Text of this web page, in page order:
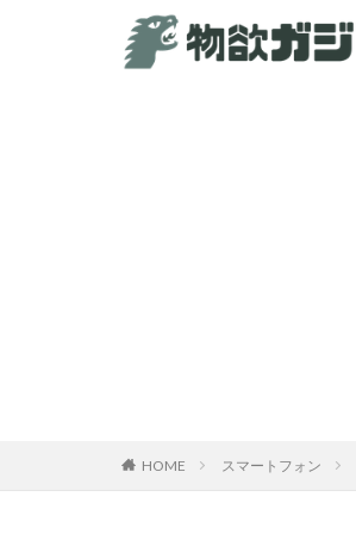
HOME スマートフォン